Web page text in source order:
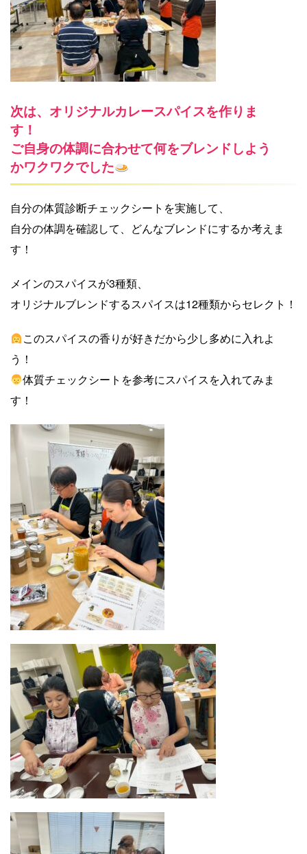
次は、オリジナルカレースパイスを作りま
す！
ご自身の体調に合わせて何をブレンドしよう
かワクワクでした
自分の体質診断チェックシートを実施して、
自分の体調を確認して、どんなブレンドにするか考えま
す！
メインのスパイスが3種類、
オリジナルブレンドするスパイスは12種類からセレクト！
このスパイスの香りが好きだから少し多めに入れよ
う！
体質チェックシートを参考にスパイスを入れてみま
す！